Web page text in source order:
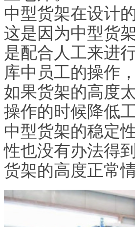
中型货架在设计
这是因为中型货
是配合人工来进
库中员工的操作
如果货架的高度
操作的时候降低
中型货架的稳定
性也没有办法得
货架的高度正常